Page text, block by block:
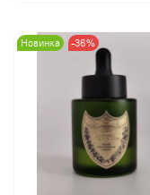
Новинка -36%